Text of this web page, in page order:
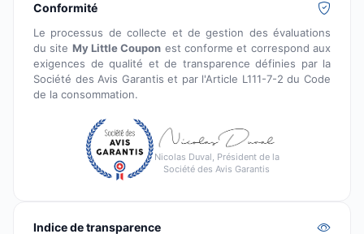
Conformité
Le processus de collecte et de gestion des évaluations
du site My Little Coupon est conforme et correspond aux
exigences de qualité et de transparence définies par la
Société des Avis Garantis et par l'Article L111-7-2 du Code
de la consommation.
Nicolas Duval, Président de la
Société des Avis Garantis
Indice de transparence